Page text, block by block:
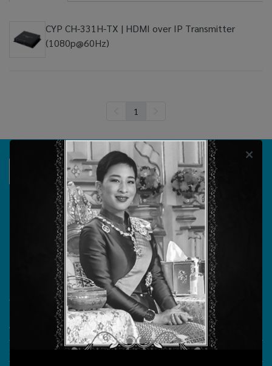
CYP CH-331H-TX | HDMI over IP Transmitter
(1080p@60Hz)
1
บริษัท วรธันย์ เทคโนโลยี จำกัด
555/104 ถนนสุขาภิบาล 5 แขวงออเงิน เขตสายไหม
กรุงเทพมหานคร 10220
วันทำการ จันทร์ - ศุกร์ เวลา 08.30 - 17.30 น.
เลขประจำตัวผู้เสียภาษี 0105555180721
What More?
Video Conference
Smart Classroom